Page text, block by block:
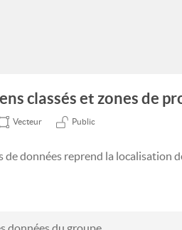
classés et zones de
Vecteur Public
de données reprend la localisation